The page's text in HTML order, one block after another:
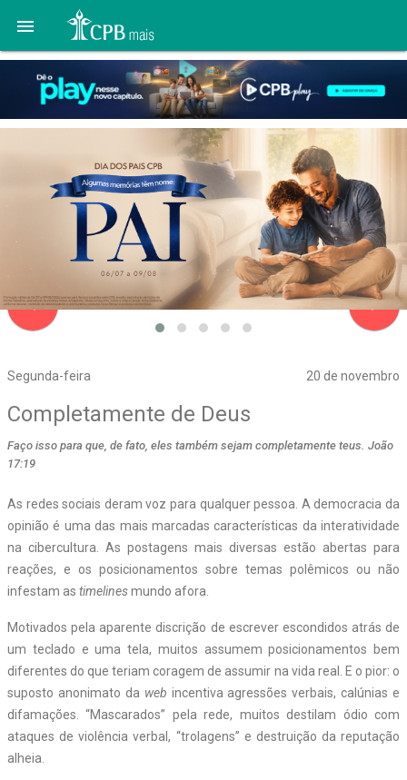

Segunda-feira 20 de novembro
navigate_before
Completamente de Deus
Faço isso para que, de fato, eles também sejam completamente teus. João
17:19
As redes sociais deram voz para qualquer pessoa. A democracia da
opinião é uma das mais marcadas características da interatividade
na cibercultura. As postagens mais diversas estão abertas para
reações, e os posicionamentos sobre temas polêmicos ou não
infestam as timelinesmundo afora.
Motivados pela aparente discrição de escrever escondidos atrás de
um teclado e uma tela, muitos assumem posicionamentos bem
diferentes do que teriam coragem de assumir na vida real. E o pior: o
suposto anonimato da web incentiva agressões verbais, calúnias e
difamações. “Mascarados” pela rede, muitos destilam ódio com
ataques de violência verbal, “trolagens” e destruição da reputação
alheia.
navigate_next